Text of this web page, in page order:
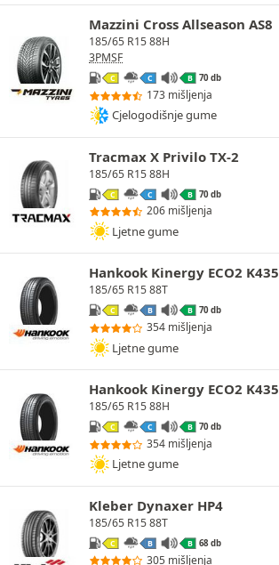
Mazzini Cross Allseason AS8
185/65 R15 88H
3PMSF
C C B 70 db
173 mišljenja
Cjelogodišnje gume
Tracmax X Privilo TX-2
185/65 R15 88H
C C B 70 db
206 mišljenja
Ljetne gume
Hankook Kinergy ECO2 K435
185/65 R15 88T
C B B 70 db
354 mišljenja
Ljetne gume
Hankook Kinergy ECO2 K435
185/65 R15 88H
C C B 70 db
354 mišljenja
Ljetne gume
Kleber Dynaxer HP4
185/65 R15 88T
C B B 68 db
305 mišljenja